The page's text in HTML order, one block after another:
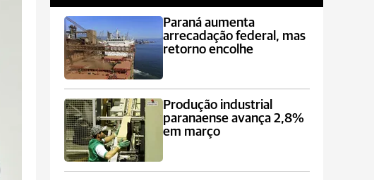
Paraná aumenta
arrecadação federal, mas
retorno encolhe
Produção industrial
paranaense avança 2,8%
em março